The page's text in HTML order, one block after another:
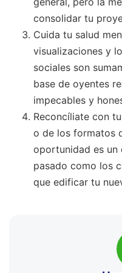
consolidar tu
Cuida tu salud
visualizaciones y
sociales son
base de oyentes
impecables y
Reconcíliate con
o de los formatos
oportunidad es un
pasado como los
que edificar tu